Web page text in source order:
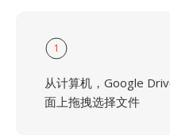
1
从计算机，Google
面上拖拽选择文件